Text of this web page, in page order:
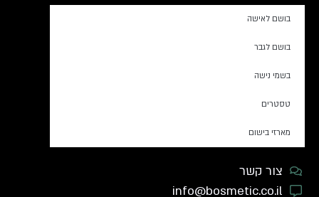
בושם לאישה
בושם לגבר
בשמי נישה
טסטרים
מארזי בישום
צור קשר
info@bosmetic.co.il